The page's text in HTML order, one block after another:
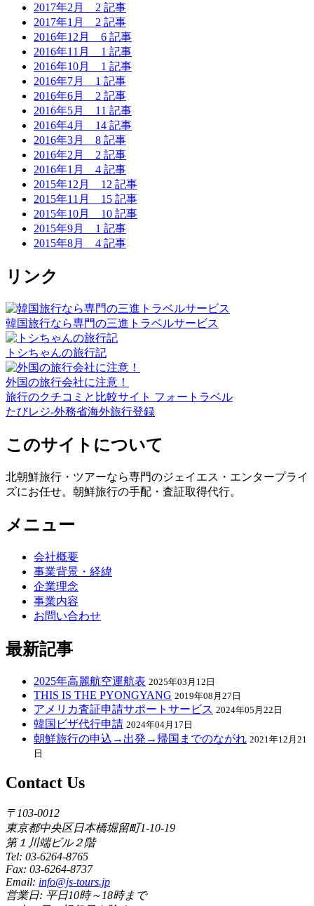
2017年2月 2 記事
2017年1月 2 記事
2016年12月 6 記事
2016年11月 1 記事
2016年10月 1 記事
2016年7月 1 記事
2016年6月 2 記事
2016年5月 11 記事
2016年4月 14 記事
2016年3月 8 記事
2016年2月 2 記事
2016年1月 4 記事
2015年12月 12 記事
2015年11月 15 記事
2015年10月 10 記事
2015年9月 1 記事
2015年8月 4 記事
リンク
韓国旅行なら専門の三進トラベルサービス
トシちゃんの旅行記
外国の旅行会社に注意！
旅行のクチコミと比較サイト フォートラベル
たびレジ-外務省海外旅行登録
このサイトについて
北朝鮮旅行・ツアーなら専門のジェイエス・エンタープライ
ズにお任せ。朝鮮旅行の手配・査証取得代行。
メニュー
会社概要
事業背景・経緯
企業理念
事業内容
お問い合わせ
最新記事
2025年高麗航空運航表 2025年03月12日
THIS IS THE PYONGYANG 2019年08月27日
アメリカ査証申請サポートサービス 2024年05月22日
韓国ビザ代行申請 2024年04月17日
朝鮮旅行の申込→出発→帰国までのながれ 2021年12月21
日
Contact Us
〒103-0012
東京都中央区日本橋堀留町1-10-19
第１川端ビル２階
Tel: 03-6264-8765
Fax: 03-6264-8737
Email: info@js-tours.jp
営業日: 平日10時～18時まで